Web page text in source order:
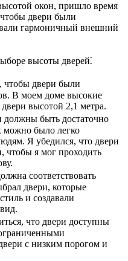
окон, пришло время
двери были
гармоничный внешний
высоты дверей⁚
чтобы двери были
В моем доме высокие
высотой 2,1 метра.
должны быть достаточно
можно было легко
Я убедился, что двери
чтобы я мог проходить
соответствовать
двери, которые
и создавали
что двери доступны
с низким порогом и